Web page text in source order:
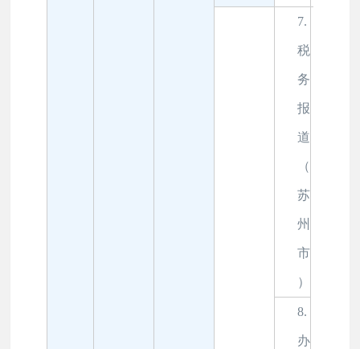
7.
税
务
报
道
（
苏
州
市
）
8.
办